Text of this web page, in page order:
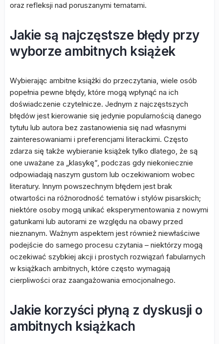
oraz refleksji nad poruszanymi tematami.
Jakie są najczęstsze błędy przy
wyborze ambitnych książek
Wybierając ambitne książki do przeczytania, wiele osób
popełnia pewne błędy, które mogą wpłynąć na ich
doświadczenie czytelnicze. Jednym z najczęstszych
błędów jest kierowanie się jedynie popularnością danego
tytułu lub autora bez zastanowienia się nad własnymi
zainteresowaniami i preferencjami literackimi. Często
zdarza się także wybieranie książek tylko dlatego, że są
one uważane za „klasykę”, podczas gdy niekoniecznie
odpowiadają naszym gustom lub oczekiwaniom wobec
literatury. Innym powszechnym błędem jest brak
otwartości na różnorodność tematów i stylów pisarskich;
niektóre osoby mogą unikać eksperymentowania z nowymi
gatunkami lub autorami ze względu na obawy przed
nieznanym. Ważnym aspektem jest również niewłaściwe
podejście do samego procesu czytania – niektórzy mogą
oczekiwać szybkiej akcji i prostych rozwiązań fabularnych
w książkach ambitnych, które często wymagają
cierpliwości oraz zaangażowania emocjonalnego.
Jakie korzyści płyną z dyskusji o
ambitnych książkach